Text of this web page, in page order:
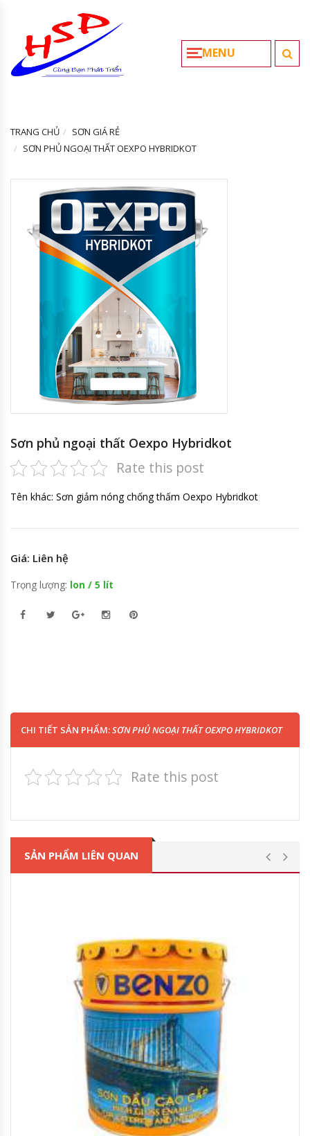
MENU
TRANG CHỦ
SƠN GIÁ RẺ
SƠN PHỦ NGOẠI THẤT OEXPO HYBRIDKOT
Sơn phủ ngoại thất Oexpo Hybridkot
Rate this post
Tên khác: Sơn giảm nóng chống thấm Oexpo Hybridkot
Giá: Liên hệ
Trọng lượng: lon / 5 lít
CHI TIẾT SẢN PHẨM:SƠN PHỦ NGOẠI THẤT OEXPO HYBRIDKOT
Rate this post
SẢN PHẨM LIÊN QUAN